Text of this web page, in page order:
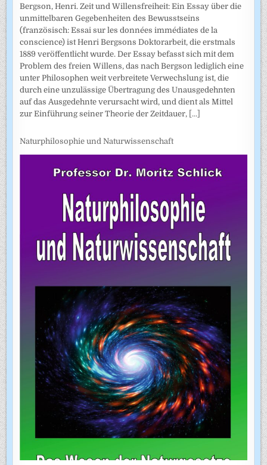
Bergson, Henri. Zeit und Willensfreiheit: Ein Essay über die
unmittelbaren Gegebenheiten des Bewusstseins
(französisch: Essai sur les données immédiates de la
conscience) ist Henri Bergsons Doktorarbeit, die erstmals
1889 veröffentlicht wurde. Der Essay befasst sich mit dem
Problem des freien Willens, das nach Bergson lediglich eine
unter Philosophen weit verbreitete Verwechslung ist, die
durch eine unzulässige Übertragung des Unausgedehnten
auf das Ausgedehnte verursacht wird, und dient als Mittel
zur Einführung seiner Theorie der Zeitdauer, [...]
Naturphilosophie und Naturwissenschaft